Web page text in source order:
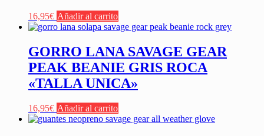
16,95€ Añadir al carrito
GORRO LANA SAVAGE GEAR
PEAK BEANIE GRIS ROCA
«TALLA UNICA»
16,95€ Añadir al carrito